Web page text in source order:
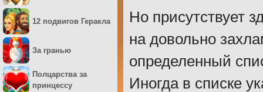
Но присутствует
на довольно
определенный
Иногда в списке
12 подвигов Геракла
За гранью
Полцарства за
принцессу